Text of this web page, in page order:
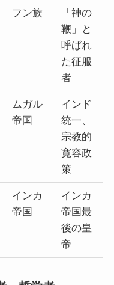
フン族
「神の
鞭」と
呼ばれ
た征服
者
ムガル
帝国
インド
統一、
宗教的
寛容政
策
インカ
帝国
インカ
帝国最
後の皇
帝